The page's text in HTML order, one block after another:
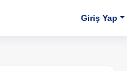
Giriş Yap